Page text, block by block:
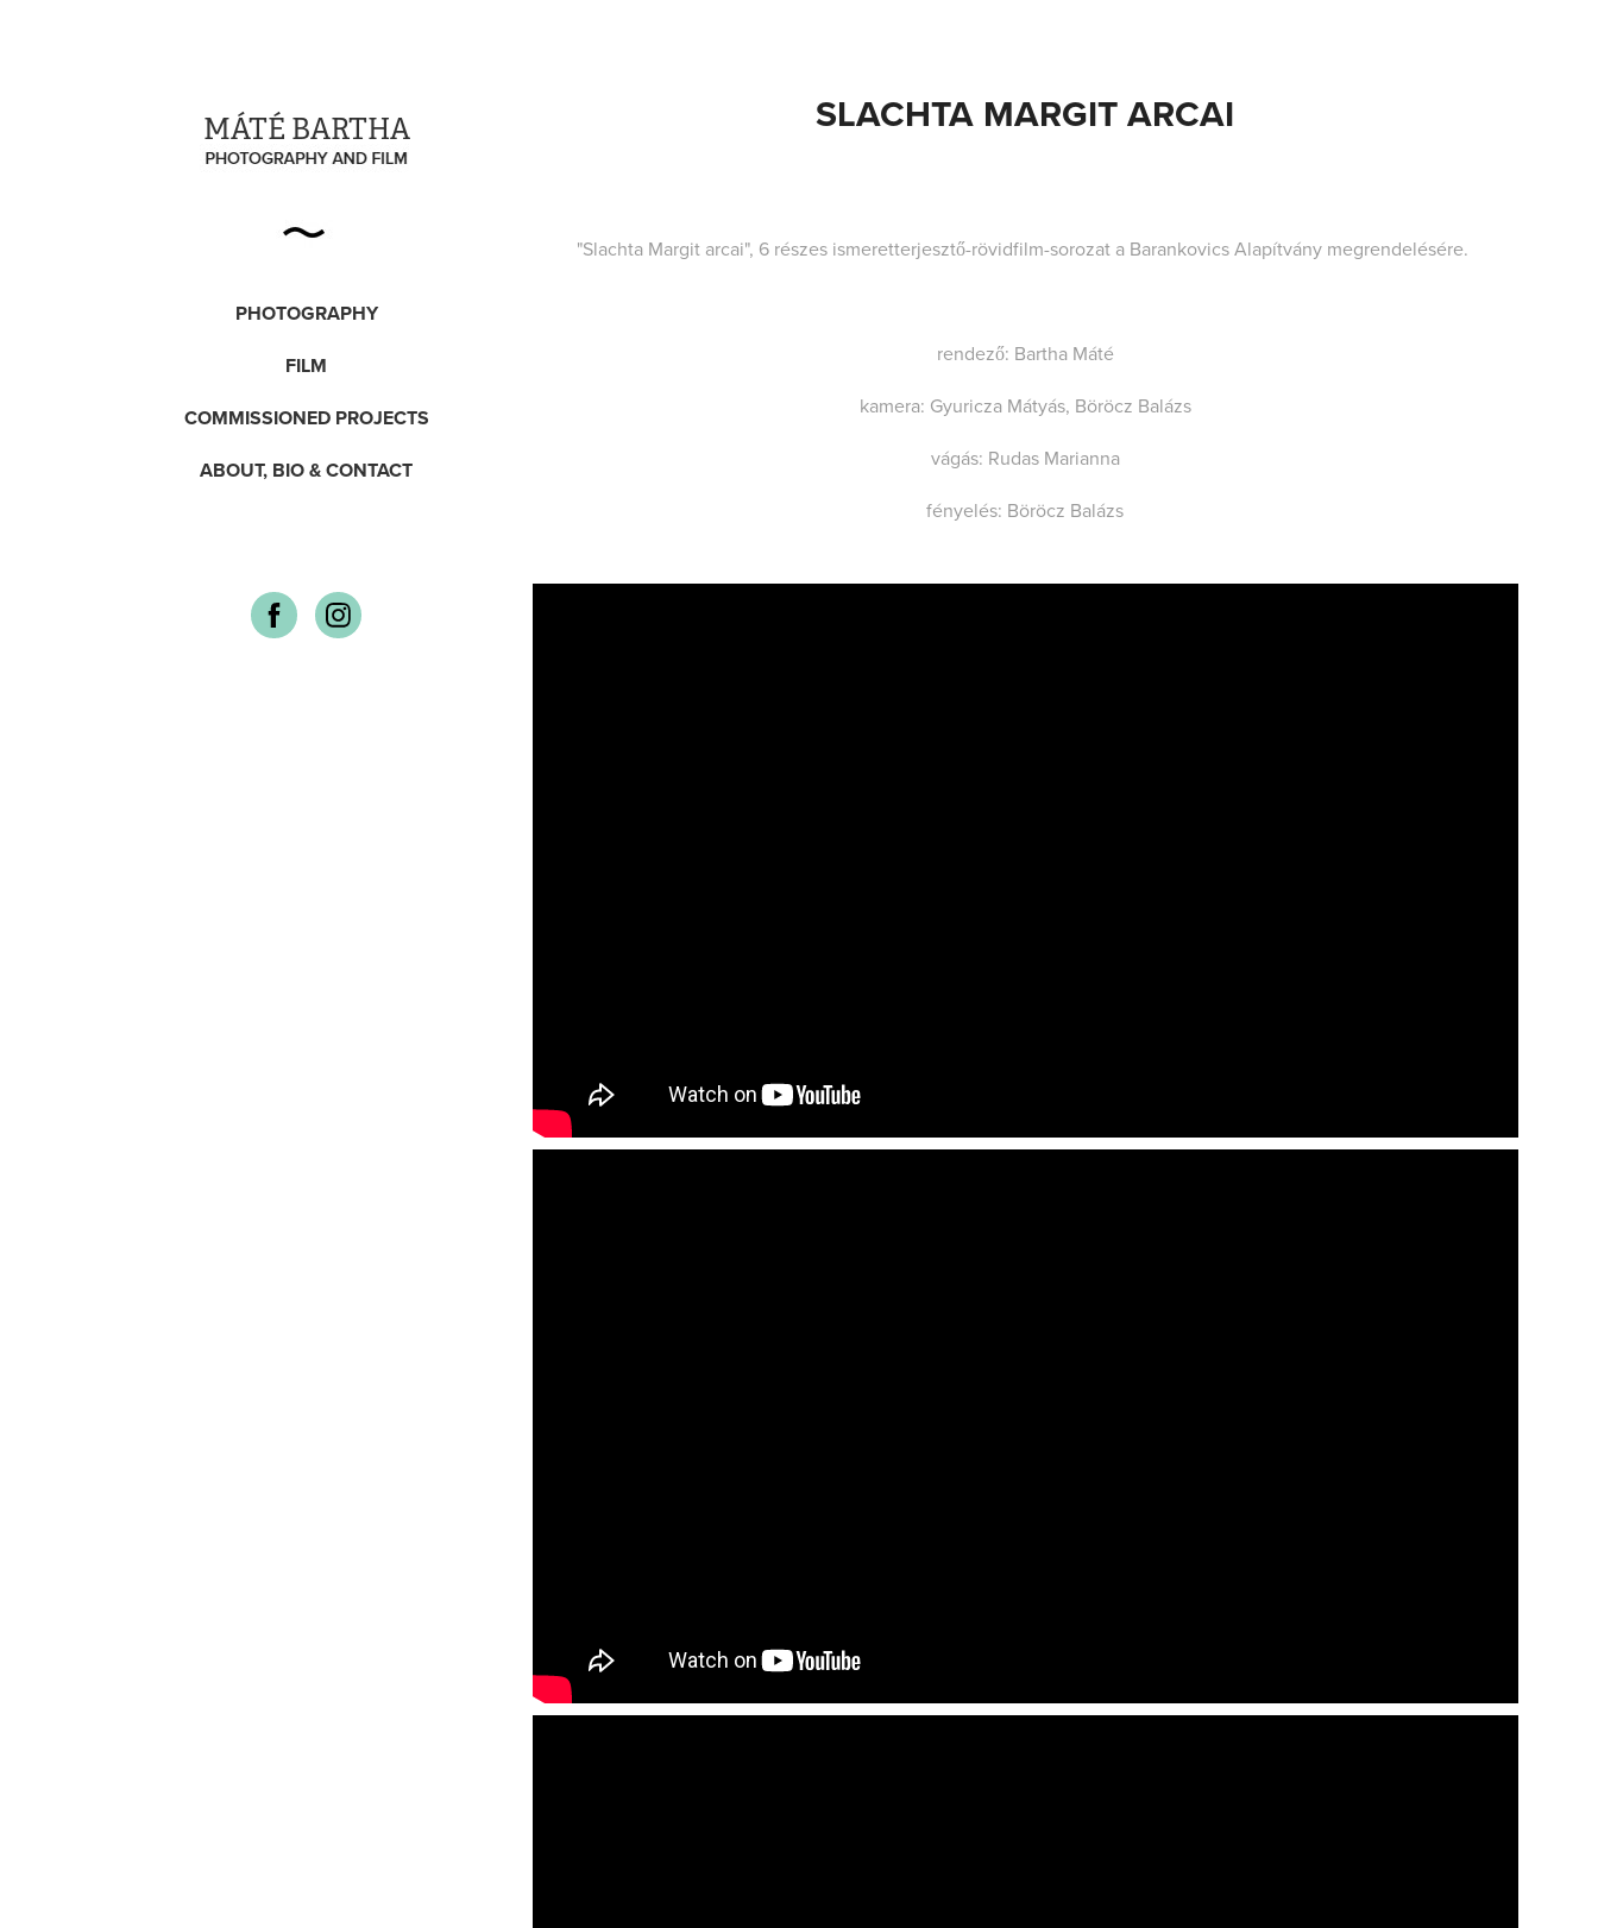
MÁTÉ BARTHA
PHOTOGRAPHY
FILM
COMMISSIONED PROJECTS
ABOUT, BIO & CONTACT
SLACHTA MARGIT ARCAI
"Slachta Margit arcai", 6 részes ismeretterjesztő-rövidfilm-sorozat a Barankovics Alapítvány megrendelésére.
rendező: Bartha Máté
kamera: Gyuricza Mátyás, Böröcz Balázs
vágás: Rudas Marianna
fényelés: Böröcz Balázs